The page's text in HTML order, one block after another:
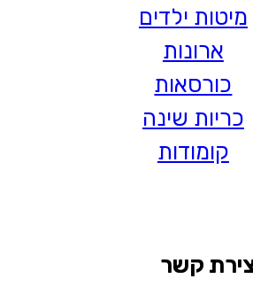
מיטות ילדים
ארונות
כורסאות
כריות שינה
קומודות
קשר